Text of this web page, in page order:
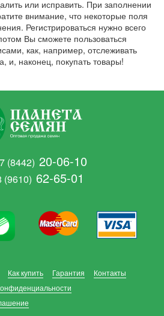
или исправить. При заполнении
внимание, что некоторые поля
Регистрироваться нужно всего
Вы сможете пользоваться
как, например, отслеживать
и, наконец, покупать товары!
(8442) 20-06-10
(9610) 62-65-01
Как купить Гарантия
Контакты